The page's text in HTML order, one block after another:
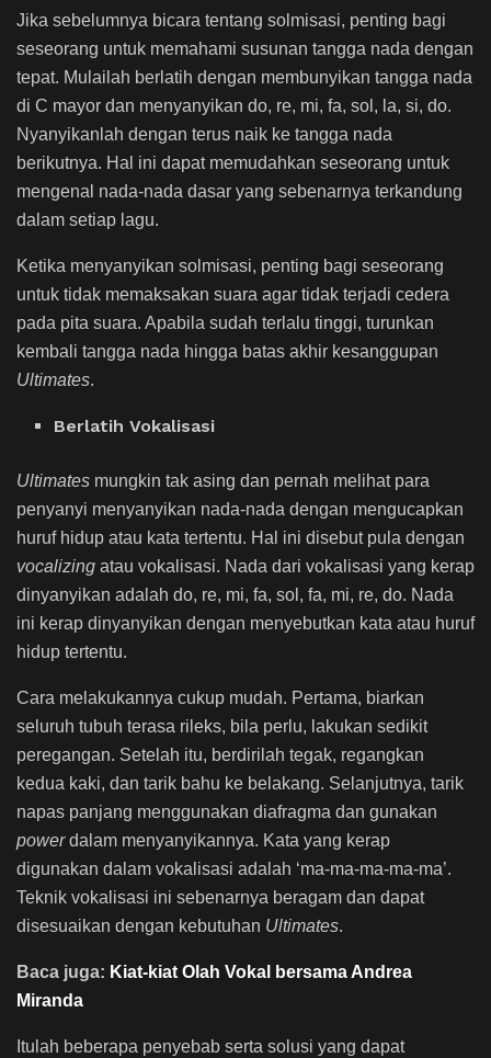
Jika sebelumnya bicara tentang solmisasi, penting bagi
seseorang untuk memahami susunan tangga nada dengan
tepat. Mulailah berlatih dengan membunyikan tangga nada
di C mayor dan menyanyikan do, re, mi, fa, sol, la, si, do.
Nyanyikanlah dengan terus naik ke tangga nada
berikutnya. Hal ini dapat memudahkan seseorang untuk
mengenal nada-nada dasar yang sebenarnya terkandung
dalam setiap lagu.
Ketika menyanyikan solmisasi, penting bagi seseorang
untuk tidak memaksakan suara agar tidak terjadi cedera
pada pita suara. Apabila sudah terlalu tinggi, turunkan
kembali tangga nada hingga batas akhir kesanggupan
Ultimates.
Berlatih Vokalisasi
Ultimates mungkin tak asing dan pernah melihat para
penyanyi menyanyikan nada-nada dengan mengucapkan
huruf hidup atau kata tertentu. Hal ini disebut pula dengan
vocalizing atau vokalisasi. Nada dari vokalisasi yang kerap
dinyanyikan adalah do, re, mi, fa, sol, fa, mi, re, do. Nada
ini kerap dinyanyikan dengan menyebutkan kata atau huruf
hidup tertentu.
Cara melakukannya cukup mudah. Pertama, biarkan
seluruh tubuh terasa rileks, bila perlu, lakukan sedikit
peregangan. Setelah itu, berdirilah tegak, regangkan
kedua kaki, dan tarik bahu ke belakang. Selanjutnya, tarik
napas panjang menggunakan diafragma dan gunakan
powerdalam menyanyikannya. Kata yang kerap
digunakan dalam vokalisasi adalah ‘ma-ma-ma-ma-ma’.
Teknik vokalisasi ini sebenarnya beragam dan dapat
disesuaikan dengan kebutuhan Ultimates.
Baca juga: Kiat-kiat Olah Vokal bersama Andrea
Miranda
Itulah beberapa penyebab serta solusi yang dapat